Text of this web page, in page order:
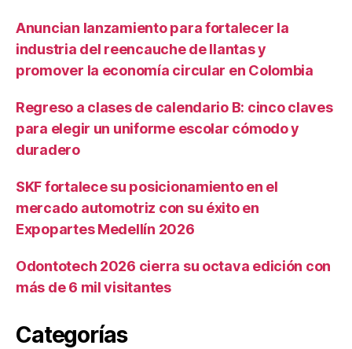
Anuncian lanzamiento para fortalecer la
industria del reencauche de llantas y
promover la economía circular en Colombia
Regreso a clases de calendario B: cinco claves
para elegir un uniforme escolar cómodo y
duradero
SKF fortalece su posicionamiento en el
mercado automotriz con su éxito en
Expopartes Medellín 2026
Odontotech 2026 cierra su octava edición con
más de 6 mil visitantes
Categorías